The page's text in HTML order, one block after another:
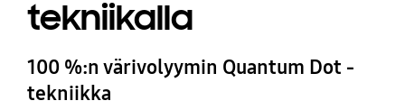
tekniikalla
100 %:n värivolyymin Quantum Dot -
tekniikka